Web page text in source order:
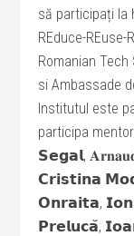
să participați la
REduce-REuse-
Romanian
si Ambassade
Institutul este
participa
𝗦𝗲𝗴𝗮𝗹,
𝗖𝗿𝗶𝘀𝘁𝗶𝗻𝗮
𝗢𝗻𝗿𝗮𝗶𝘁𝗮,
𝗣𝗿𝗲𝗹𝘂𝗰𝗮̆,